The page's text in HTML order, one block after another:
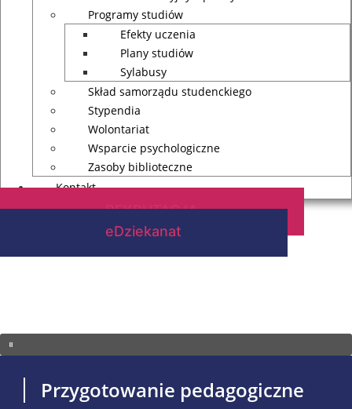
Programy studiów
Efekty uczenia
Plany studiów
Sylabusy
Skład samorządu studenckiego
Stypendia
Wolontariat
Wsparcie psychologiczne
Zasoby biblioteczne
Kontakt
REKRUTACJA
eDziekanat
Przygotowanie pedagogiczne